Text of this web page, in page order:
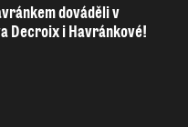
dováděli v
Decroix i Havránkové!